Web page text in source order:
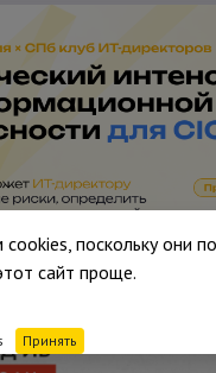
поскольку они
сайт проще.
Принять